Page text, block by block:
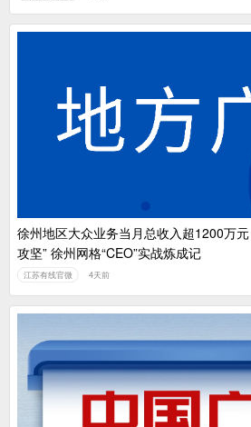
徐州地区大众业务当月总收入超1200万元
攻坚” 徐州网格“CEO”实战炼成记
江苏有线官微 4天前